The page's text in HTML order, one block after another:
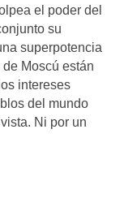
el poder del
su
superpotencia
Moscú están
intereses
del mundo
Ni por un